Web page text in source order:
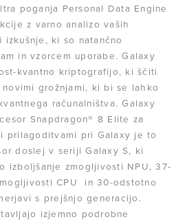
poganja Personal Data Engine
z varno analizo vaših
ki so natančno
in vzorcem uporabe. Galaxy
kvantno kriptografijo, ki ščiti
grožnjami, ki bi se lahko
računalništva. Galaxy
Snapdragon® 8 Elite za
prilagoditvami pri Galaxy je to
doslej v seriji Galaxy S, ki
izboljšanje zmogljivosti NPU, 37-
CPU in 30-odstotno
s prejšnjo generacijo.
izjemno podrobne